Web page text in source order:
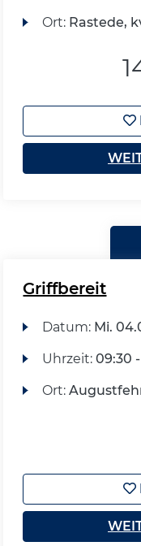
Ort: Rastede,
Griffbereit
Datum: Mi.
Uhrzeit: 09:30
Ort: